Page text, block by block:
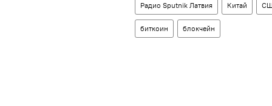
Радио Sputnik Латвия Китай
биткоин блокчейн